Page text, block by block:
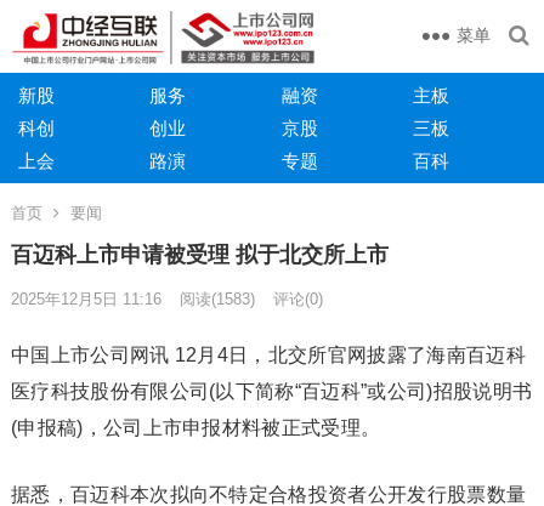
菜单
新股 服务 融资
主板
科创
创业 京股
三板
上会
路演 专题 百科
首页 要闻
百迈科上市申请被受理 拟于北交所上市
2025年12月5日 11:16 阅读(1583) 评论(0)
中国上市公司网讯 12月4日，北交所官网披露了海南百迈科
医疗科技股份有限公司(以下简称“百迈科”或公司)招股说明书
(申报稿)，公司上市申报材料被正式受理。
据悉，百迈科本次拟向不特定合格投资者公开发行股票数量